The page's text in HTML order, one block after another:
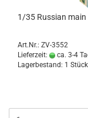
1/35 Russian main
Art.Nr.: ZV-3552
Lieferzeit:
ca. 3-4
Lagerbestand: 1 Stück